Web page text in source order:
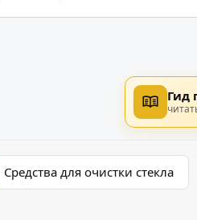
Гид
Средства для очистки стекла